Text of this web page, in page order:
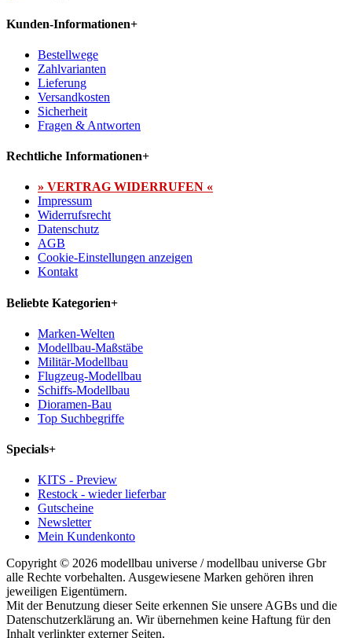
Kunden-Informationen+
Bestellwege
Zahlvarianten
Lieferung
Versandkosten
Sicherheit
Fragen & Antworten
Rechtliche Informationen+
» VERTRAG WIDERRUFEN «
Impressum
Widerrufsrecht
Datenschutz
AGB
Cookie-Einstellungen anzeigen
Kontakt
Beliebte Kategorien+
Marken-Welten
Modellbau-Maßstäbe
Militär-Modellbau
Flugzeug-Modellbau
Schiffs-Modellbau
Dioramen-Bau
Top Suchbegriffe
Specials+
KITS - Preview
Restock - wieder lieferbar
Gutscheine
Newsletter
Mein Kundenkonto
Copyright © 2026 modellbau universe / modellbau universe Gbr
alle Rechte vorbehalten. Ausgewiesene Marken gehören ihren
jeweiligen Eigentümern.
Mit der Benutzung dieser Seite erkennen Sie unsere AGBs und die
Datenschutzerklärung an. Wir übernehmen keine Haftung für den
Inhalt verlinkter externer Seiten.